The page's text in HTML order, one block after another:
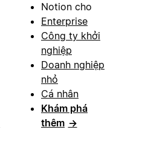
Notion cho
Enterprise
Công ty khởi
nghiệp
Doanh nghiệp
nhỏ
Cá nhân
Khám phá
thêm →